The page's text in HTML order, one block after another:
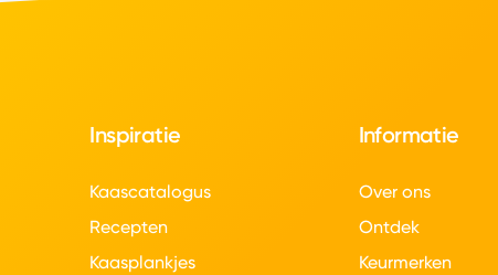
Inspiratie
Kaascatalogus
Recepten
Kaasplankjes
Informatie
Over ons
Ontdek
Keurmerken